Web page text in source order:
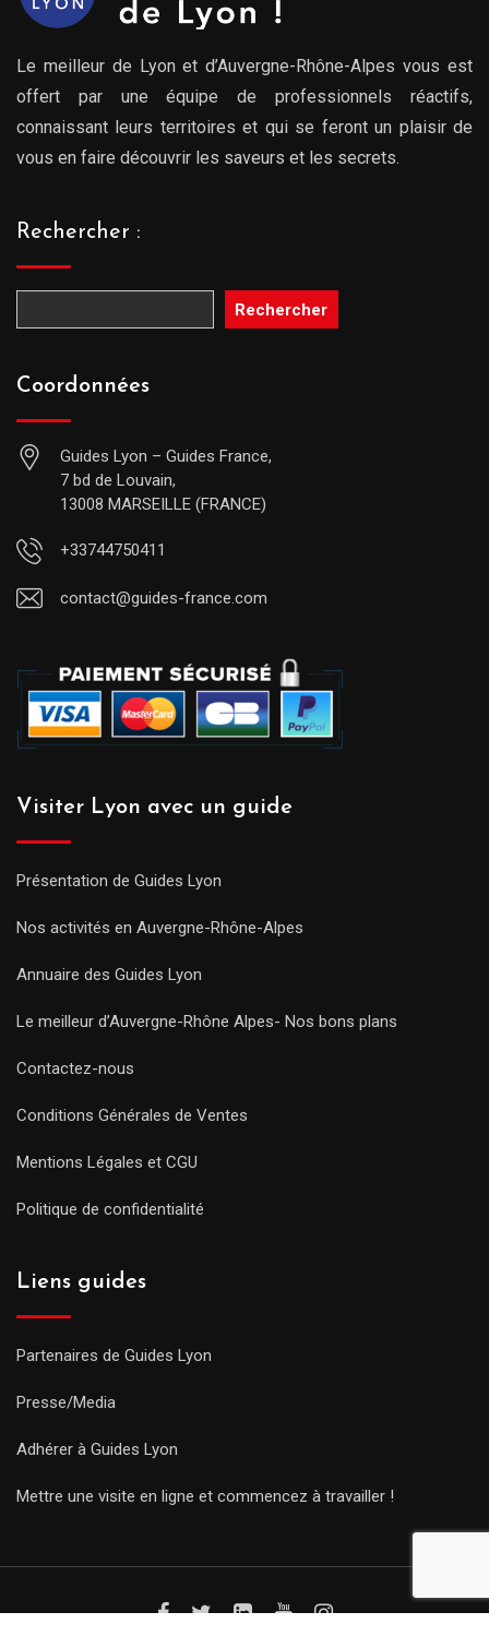
Le meilleur de Lyon et d’Auvergne-Rhône-Alpes vous est
offert par une équipe de professionnels réactifs,
connaissant leurs territoires et qui se feront un plaisir de
vous en faire découvrir les saveurs et les secrets.
Rechercher :
Rechercher
Coordonnées
Guides Lyon – Guides France,
7 bd de Louvain,
13008 MARSEILLE (FRANCE)
+33744750411
contact@guides-france.com
Visiter Lyon avec un guide
Présentation de Guides Lyon
Nos activités en Auvergne-Rhône-Alpes
Annuaire des Guides Lyon
Le meilleur d’Auvergne-Rhône Alpes- Nos bons plans
Contactez-nous
Conditions Générales de Ventes
Mentions Légales et CGU
Politique de confidentialité
Liens guides
Partenaires de Guides Lyon
Presse/Media
Adhérer à Guides Lyon
Mettre une visite en ligne et commencez à travailler !